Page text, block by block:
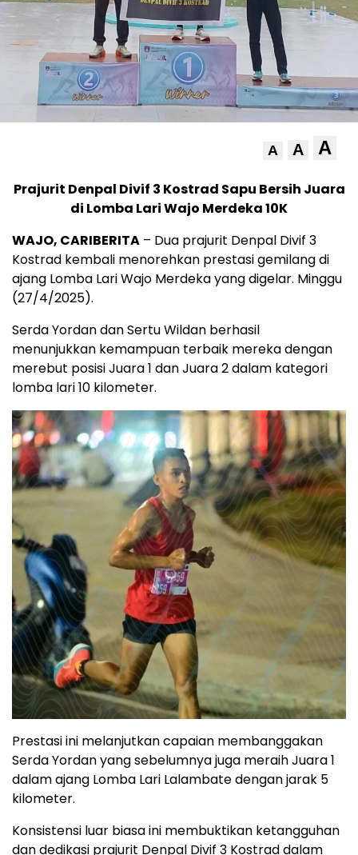
A A A
Prajurit Denpal Divif 3 Kostrad Sapu Bersih Juara
di Lomba Lari Wajo Merdeka 10K
WAJO, CARIBERITA – Dua prajurit Denpal Divif 3
Kostrad kembali menorehkan prestasi gemilang di
ajang Lomba Lari Wajo Merdeka yang digelar. Minggu
(27/4/2025).
Serda Yordan dan Sertu Wildan berhasil
menunjukkan kemampuan terbaik mereka dengan
merebut posisi Juara 1 dan Juara 2 dalam kategori
lomba lari 10 kilometer.
Prestasi ini melanjutkan capaian membanggakan
Serda Yordan yang sebelumnya juga meraih Juara 1
dalam ajang Lomba Lari Lalambate dengan jarak 5
kilometer.
Konsistensi luar biasa ini membuktikan ketangguhan
dan dedikasi prajurit Denpal Divif 3 Kostrad dalam